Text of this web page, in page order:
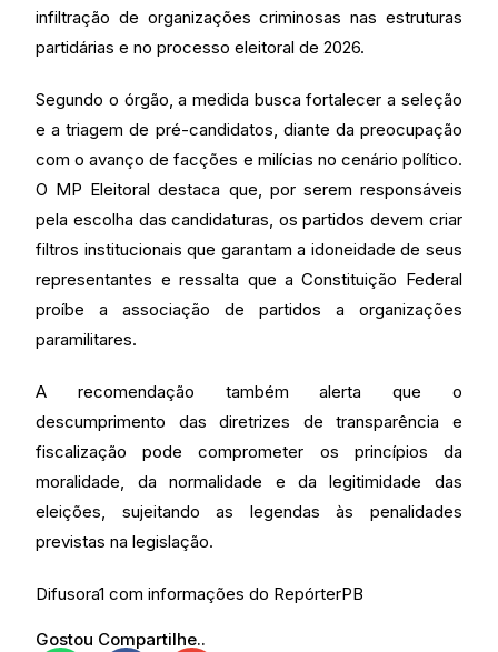
infiltração de organizações criminosas nas estruturas
partidárias e no processo eleitoral de 2026.
Segundo o órgão, a medida busca fortalecer a seleção
e a triagem de pré-candidatos, diante da preocupação
com o avanço de facções e milícias no cenário político.
O MP Eleitoral destaca que, por serem responsáveis
pela escolha das candidaturas, os partidos devem criar
filtros institucionais que garantam a idoneidade de seus
representantes e ressalta que a Constituição Federal
proíbe a associação de partidos a organizações
paramilitares.
A recomendação também alerta que o
descumprimento das diretrizes de transparência e
fiscalização pode comprometer os princípios da
moralidade, da normalidade e da legitimidade das
eleições, sujeitando as legendas às penalidades
previstas na legislação.
Difusora1 com informações do RepórterPB
Gostou Compartilhe..